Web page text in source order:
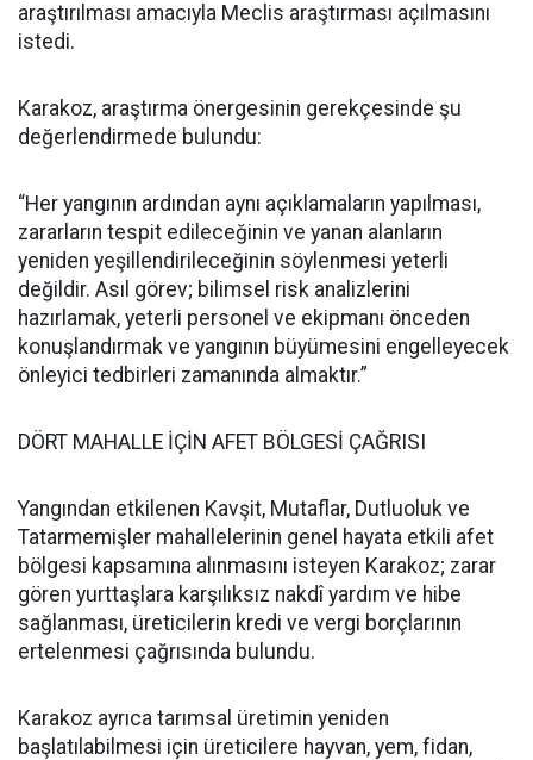
araştırılması amacıyla Meclis araştırması açılmasını
istedi.
Karakoz, araştırma önergesinin gerekçesinde şu
değerlendirmede bulundu:
“Her yangının ardından aynı açıklamaların yapılması,
zararların tespit edileceğinin ve yanan alanların
yeniden yeşillendirileceğinin söylenmesi yeterli
değildir. Asıl görev; bilimsel risk analizlerini
hazırlamak, yeterli personel ve ekipmanı önceden
konuşlandırmak ve yangının büyümesini engelleyecek
önleyici tedbirleri zamanında almaktır.”
DÖRT MAHALLE İÇİN AFET BÖLGESİ ÇAĞRISI
Yangından etkilenen Kavşit, Mutaflar, Dutluoluk ve
Tatarmemişler mahallelerinin genel hayata etkili afet
bölgesi kapsamına alınmasını isteyen Karakoz; zarar
gören yurttaşlara karşılıksız nakdî yardım ve hibe
sağlanması, üreticilerin kredi ve vergi borçlarının
ertelenmesi çağrısında bulundu.
Karakoz ayrıca tarımsal üretimin yeniden
başlatılabilmesi için üreticilere hayvan, yem, fidan,